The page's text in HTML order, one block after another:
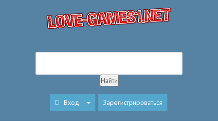
Вход Зарегистрироваться